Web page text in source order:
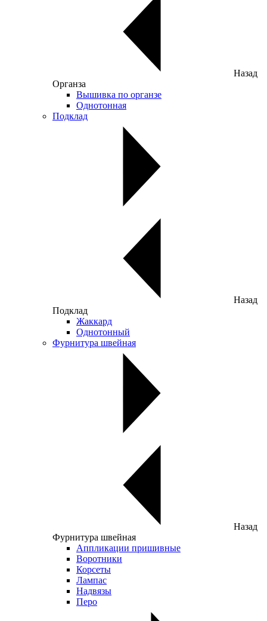
Назад
Органза
Вышивка по органзе
Однотонная
Подклад
Назад
Подклад
Жаккард
Однотонный
Фурнитура швейная
Назад
Фурнитура швейная
Аппликации пришивные
Воротники
Корсеты
Лампас
Надвязы
Перо